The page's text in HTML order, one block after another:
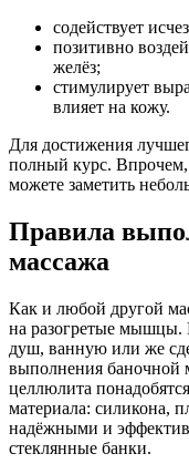
содействует
позитивно
желёз;
стимулирует
влияет на кожу.
Для достижения
полный курс. Впрочем,
можете заметить
Правила
массажа
Как и любой другой
на разогретые мышцы.
душ, ванную или же
выполнения баночной
целлюлита
материала: силикона,
надёжными и
стеклянные банки.